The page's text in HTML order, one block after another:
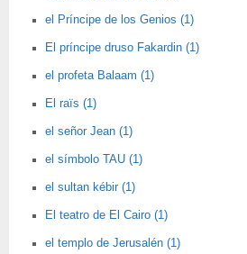
el Príncipe de los Genios (1)
El príncipe druso Fakardin (1)
el profeta Balaam (1)
El raïs (1)
el señor Jean (1)
el símbolo TAU (1)
el sultan kébir (1)
El teatro de El Cairo (1)
el templo de Jerusalén (1)